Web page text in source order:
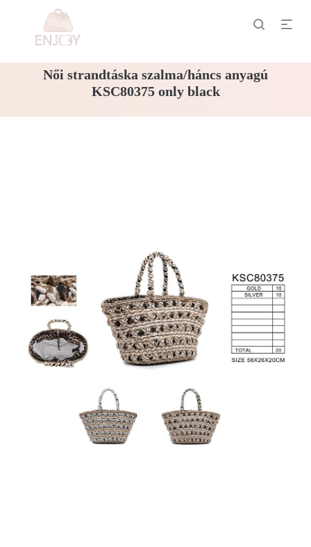
Női strandtáska szalma/háncs anyagú
KSC80375 only black